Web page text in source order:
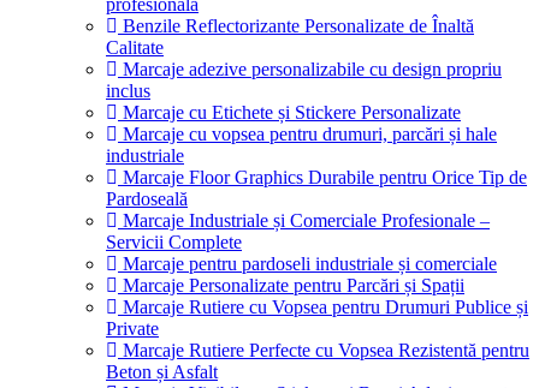
profesională
Benzile Reflectorizante Personalizate de Înaltă
Calitate
Marcaje adezive personalizabile cu design propriu
inclus
Marcaje cu Etichete și Stickere Personalizate
Marcaje cu vopsea pentru drumuri, parcări și hale
industriale
Marcaje Floor Graphics Durabile pentru Orice Tip de
Pardoseală
Marcaje Industriale și Comerciale Profesionale –
Servicii Complete
Marcaje pentru pardoseli industriale și comerciale
Marcaje Personalizate pentru Parcări și Spații
Marcaje Rutiere cu Vopsea pentru Drumuri Publice și
Private
Marcaje Rutiere Perfecte cu Vopsea Rezistentă pentru
Beton și Asfalt